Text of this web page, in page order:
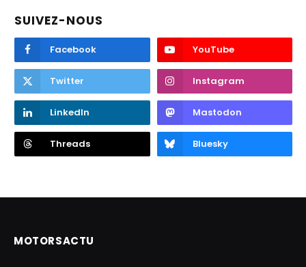
SUIVEZ-NOUS
Facebook YouTube
Twitter Instagram
LinkedIn Mastodon
Threads Bluesky
MOTORSACTU